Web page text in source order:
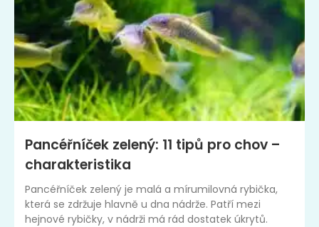
Pancéřníček zelený: 11 tipů pro chov –
charakteristika
Pancéřníček zelený je malá a mírumilovná rybička,
která se zdržuje hlavně u dna nádrže. Patří mezi
hejnové rybičky, v nádrži má rád dostatek úkrytů.